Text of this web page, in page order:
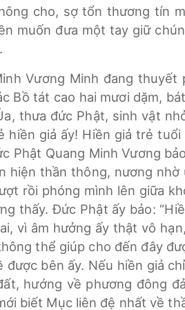
cho, sợ tổn thương tín
muốn đưa một tay giữ
Vương Minh đang thuyết
Bồ tát cao hai mươi dặm,
thưa đức Phật, sinh vật
hiền giả ấy! Hiền giả trẻ
Phật Quang Minh Vương
hiện thần thông, nương nhờ
rồi phóng mình lên giữa
thấy. Đức Phật ấy bảo:
vì âm hưởng ấy thật vô
thể giúp cho đến đây
bên ấy. Nếu hiền giả
hướng về phương đông
biết Mục liên đệ nhất về